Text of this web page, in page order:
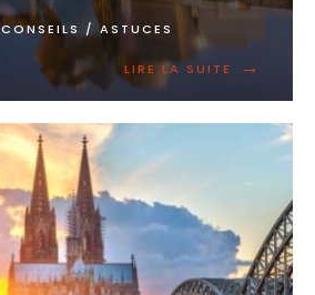
CONSEILS / ASTUCES
LIRE LA SUITE →